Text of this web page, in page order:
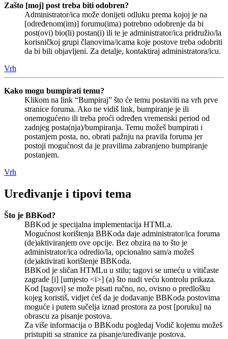
Zašto [moj] post treba biti odobren?
Administrator/ica može donijeti odluku prema kojoj je na
[određenom(im)] forumu(ima) potrebno odobrenje da bi
post(ovi) bio(li) postan(i) ili te je administrator/ica pridružio/la
korisničkoj grupi članovima/icama koje postove treba odobriti
da bi bili objavljeni. Za detalje, kontaktiraj administratora/icu.
Vrh
Kako mogu bumpirati temu?
Klikom na link “Bumpiraj” što će temu postaviti na vrh prve
stranice foruma. Ako ne vidiš link, bumpiranje je ili
onemogućeno ili treba proći određen vremenski period od
zadnjeg posta(nja)/bumpiranja. Temu možeš bumpirati i
postanjem posta, no, obrati pažnju na pravila foruma jer
postoji mogućnost da je pravilima zabranjeno bumpiranje
postanjem.
Vrh
Uređivanje i tipovi tema
Što je BBKod?
BBKod je specijalna implementacija HTMLa.
Mogućnost korištenja BBKoda daje administrator/ica foruma
(de)aktiviranjem ove opcije. Bez obzira na to što je
administrator/ica odredio/la, opcionalno sam/a možeš
(de)aktivirati korištenje BBKoda.
BBKod je sličan HTMLu u stilu; tagovi se umeću u vitičaste
zagrade [i] [umjesto <i>] (a) što nudi veću kontrolu prikaza.
Kod [tagovi] se može pisati ručno, no, ovisno o predlošku
kojeg koristiš, vidjet ćeš da je dodavanje BBKoda postovima
moguće i putem sučelja iznad prostora za post [poruku] na
obrascu za pisanje postova.
Za više informacija o BBKodu pogledaj Vodič kojemu možeš
pristupiti sa stranice za pisanje/uređivanje postova.